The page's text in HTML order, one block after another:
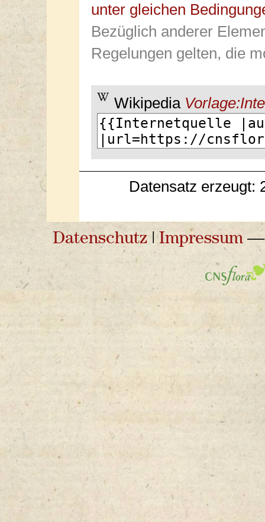
unter gleichen
Bezüglich anderer
Regelungen gelten, die
Wikipedia
Datensatz erzeugt:
Datenschutz |Impressum—